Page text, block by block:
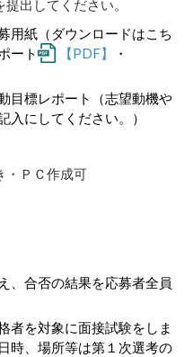
出してください。
用紙（ダウンロードはこち
ート
【PDF】
・
目標レポート（志望動機や
入にしてください。）
ＰＣ作成可
合否の結果を応募者全員
を対象に面接試験をしま
時、場所等は第１次選考の